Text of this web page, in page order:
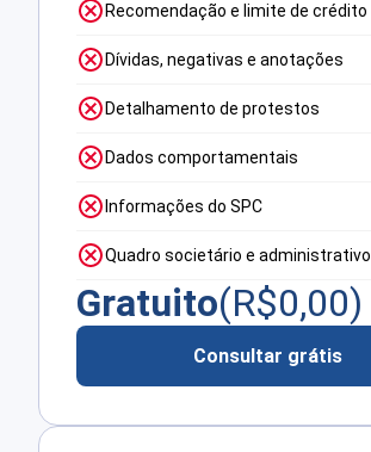
Recomendação e limite de crédito
Dívidas, negativas e anotações
Detalhamento de protestos
Dados comportamentais
Informações do SPC
Quadro societário e administrativo
Gratuito(R$0,00)
Consultar grátis